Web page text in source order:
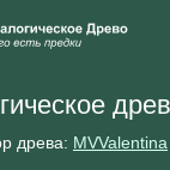
древа: MVValentina